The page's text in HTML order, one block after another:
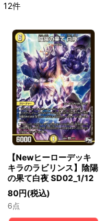
並び順:
12件
【Newヒーローデッキ
キラのラビリンス】陰陽
の果て白夜 SD02_1/12
80円(税込)
6点